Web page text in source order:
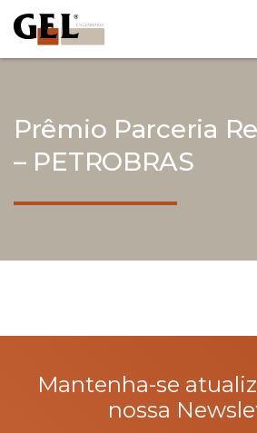
Prêmio Parceria
– PETROBRAS
Mantenha-se
nossa